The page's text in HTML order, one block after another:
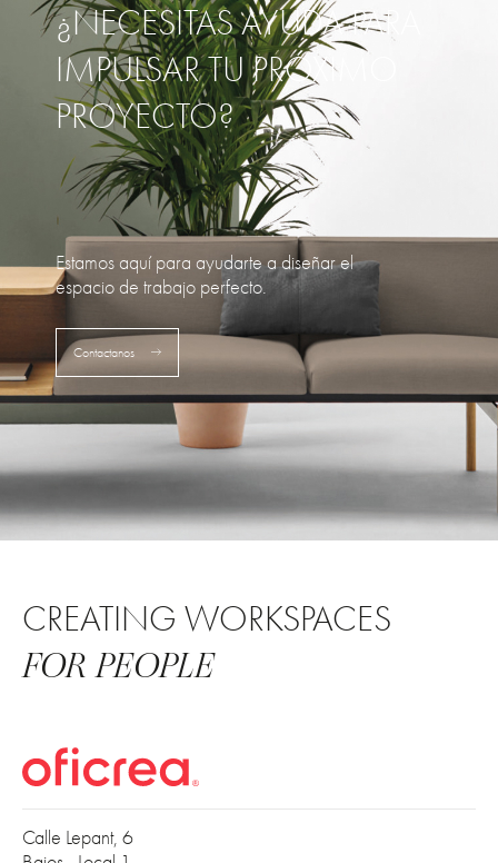
¿NECESITAS AYUDA PARA
IMPULSAR TU PRÓXIMO
PROYECTO?
Estamos aquí para ayudarte a diseñar el
espacio de trabajo perfecto.
Contactanos
CREATING WORKSPACES
FOR PEOPLE
Calle Lepant, 6